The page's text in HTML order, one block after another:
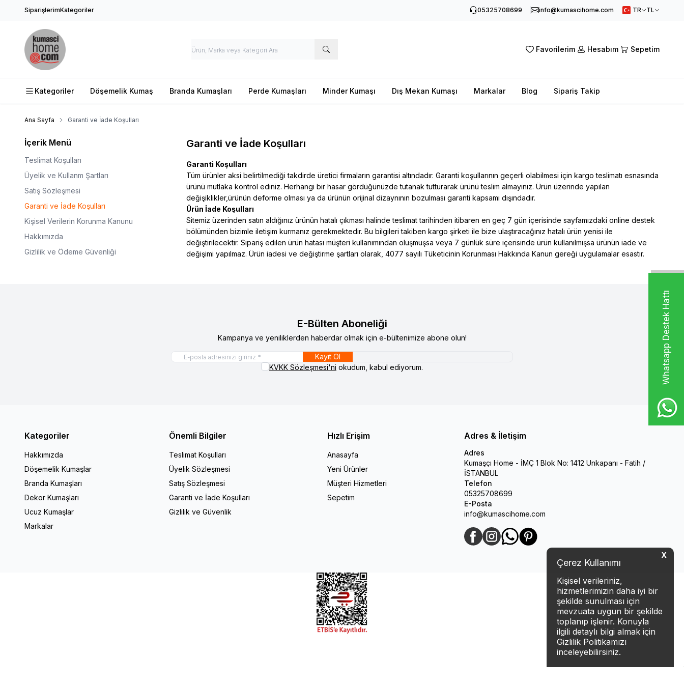
X
Çerez Kullanımı
Kişisel verileriniz,
hizmetlerimizin daha iyi bir
şekilde sunulması için
mevzuata uygun bir şekilde
toplanıp işlenir. Konuyla
ilgili detaylı bilgi almak için
Gizlilik Politikamızı
inceleyebilirsiniz.
Whatsapp Destek Hattı
SiparişlerimKategoriler 05325708699 info@kumascihome.com TR TL
Favorilerim Hesabım Sepetim
Kategoriler Döşemelik Kumaş Branda Kumaşları Perde Kumaşları Minder Kumaşı Dış Mekan Kumaşı Markalar Blog Sipariş Takip
Ana Sayfa Garanti ve İade Koşulları
İçerik Menü
Teslimat Koşulları
Üyelik ve Kullanm Şartları
Satış Sözleşmesi
Garanti ve İade Koşulları
Kişisel Verilerin Korunma Kanunu
Hakkımızda
Gizlilik ve Ödeme Güvenliği
Garanti ve İade Koşulları
Garanti Koşulları
Tüm ürünler aksi belirtilmediği takdirde üretici firmaların garantisi altındadır. Garanti koşullarının geçerli olabilmesi için kargo teslimatı esnasında
ürünü mutlaka kontrol ediniz. Herhangi bir hasar gördüğünüzde tutanak tutturarak ürünü teslim almayınız. Ürün üzerinde yapılan
değişiklikler,ürünün deforme olması ya da ürünün orijinal dizaynının bozulması garanti kapsamı dışındadır.
Ürün İade Koşulları
Sitemiz üzerinden satın aldığınız ürünün hatalı çıkması halinde teslimat tarihinden itibaren en geç 7 gün içerisinde sayfamızdaki online destek
bölümünden bizimle iletişim kurmanız gerekmektedir. Bu bilgileri takiben kargo şirketi ile bize ulaştıracağınız hatalı ürün yenisi ile
değiştirilecektir. Sipariş edilen ürün hatası müşteri kullanımından oluşmuşsa veya 7 günlük süre içerisinde ürün kullanılmışsa ürünün iade ve
değişimi yapılmaz. Ürün iadesi ve değiştirme şartları olarak, 4077 sayılı Tüketicinin Korunması Hakkında Kanun gereği uygulamalar esastır.
E-Bülten Aboneliği
Kampanya ve yeniliklerden haberdar olmak için e-bültenimize abone olun!
Kayıt Ol
KVKK Sözleşmesi'ni okudum, kabul ediyorum.
Kategoriler
Hakkımızda
Döşemelik Kumaşlar
Branda Kumaşları
Dekor Kumaşları
Ucuz Kumaşlar
Markalar
Önemli Bilgiler
Teslimat Koşulları
Üyelik Sözleşmesi
Satış Sözleşmesi
Garanti ve İade Koşulları
Gizlilik ve Güvenlik
Hızlı Erişim
Anasayfa
Yeni Ürünler
Müşteri Hizmetleri
Sepetim
Adres & İletişim
Adres
Kumaşçı Home - İMÇ 1 Blok No: 1412 Unkapanı - Fatih /
İSTANBUL
Telefon
05325708699
E-Posta
info@kumascihome.com
Facebook
InstagramWhatsAppPinterest